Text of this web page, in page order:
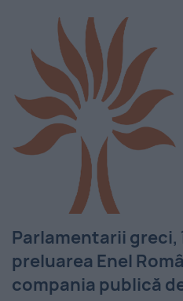
Parlamentarii
preluarea Enel
compania publică